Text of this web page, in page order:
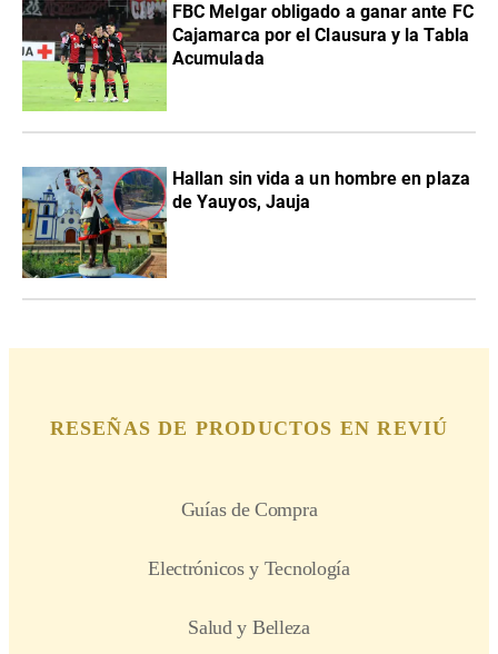
FBC Melgar obligado a ganar ante FC
Cajamarca por el Clausura y la Tabla
Acumulada
Hallan sin vida a un hombre en plaza
de Yauyos, Jauja